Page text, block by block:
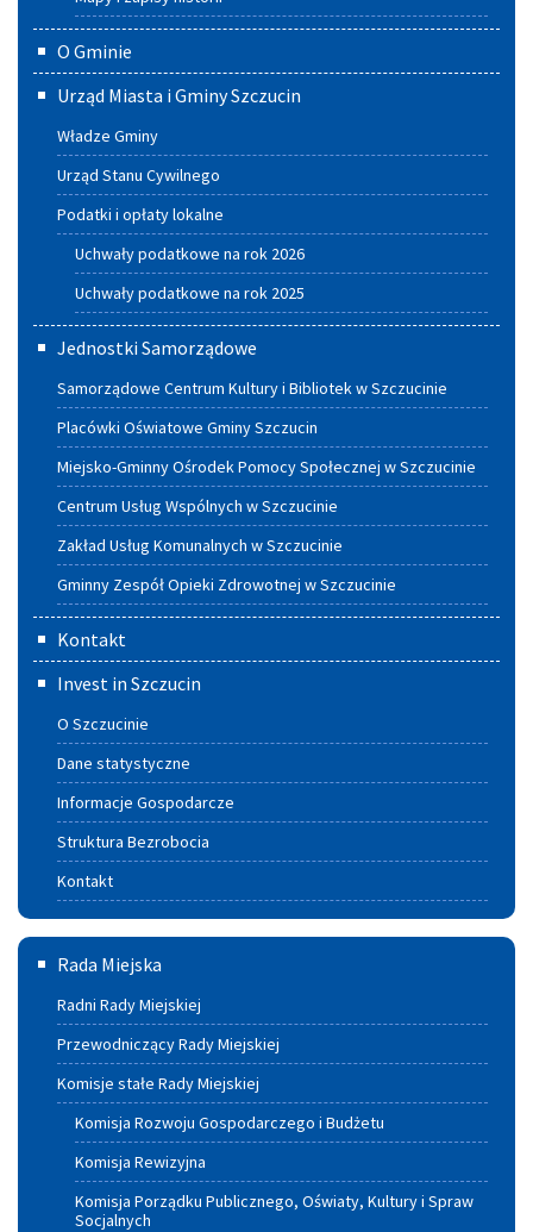
O Gminie
Urząd Miasta i Gminy Szczucin
Władze Gminy
Urząd Stanu Cywilnego
Podatki i opłaty lokalne
Uchwały podatkowe na rok 2026
Uchwały podatkowe na rok 2025
Jednostki Samorządowe
Samorządowe Centrum Kultury i Bibliotek w Szczucinie
Placówki Oświatowe Gminy Szczucin
Miejsko-Gminny Ośrodek Pomocy Społecznej w Szczucinie
Centrum Usług Wspólnych w Szczucinie
Zakład Usług Komunalnych w Szczucinie
Gminny Zespół Opieki Zdrowotnej w Szczucinie
Kontakt
Invest in Szczucin
O Szczucinie
Dane statystyczne
Informacje Gospodarcze
Struktura Bezrobocia
Kontakt
Rada
Miejska
Rada Miejska
Radni Rady Miejskiej
Przewodniczący Rady Miejskiej
Komisje stałe Rady Miejskiej
Komisja Rozwoju Gospodarczego i Budżetu
Komisja Rewizyjna
Komisja Porządku Publicznego, Oświaty, Kultury i Spraw
Socjalnych